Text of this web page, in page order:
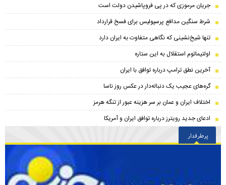
جریان مرموزی که در پی فروپاشیدن دولت است
شرط سنگین مدافع پرسپولیس برای فسخ قرارداد
تنها شیخ‌نشینی که نگاهی متفاوت به ایران دارد
اولتیماتوم استقلال به این ستاره
آخرین نطق ترامپ درباره توافق با ایران
گره‌های عجیب یک دنباله‌دار در عکس روز ناسا
اختلاف ایران و عمان بر سر هزینه عبور از تنگه هرمز
ادعای جدید رویترز درباره توافق ایران و آمریکا
پرطرفدار